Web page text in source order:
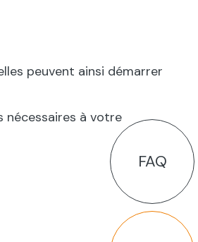
FAQ
peuvent ainsi démarrer
nécessaires à votre